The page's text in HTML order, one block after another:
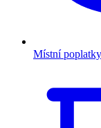
Místní poplatky